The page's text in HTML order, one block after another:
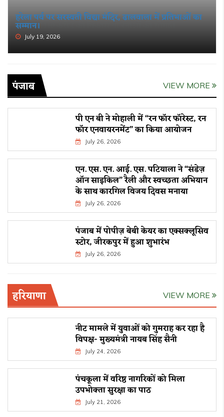
हरेला पर्व पर सरस्वती विद्या मंदिर, ढालवाला में प्रतिभाओं का
सम्मान।
July 19, 2026
पंजाब VIEW MORE
पी एन बी ने मोहाली में “रन फॉर फॉरेस्ट, रन
फॉर एनवायरनमेंट” का किया आयोजन
July 26, 2026
एन. एस. एन. आई. एस. पटियाला ने “संडेज़
ऑन साइकिल” रैली और स्वच्छता अभियान
के साथ कारगिल विजय दिवस मनाया
July 26, 2026
पंजाब में पोपीज़ बेबी केयर का एक्सक्लूसिव
स्टोर, जीरकपुर में हुआ शुभारंभ
July 26, 2026
हरियाणा VIEW MORE
नीट मामले में युवाओं को गुमराह कर रहा है
विपक्ष- मुख्यमंत्री नायब सिंह सैनी
July 24, 2026
पंचकूला में वरिष्ठ नागरिकों को मिला
उपभोक्ता सुरक्षा का पाठ
July 21, 2026